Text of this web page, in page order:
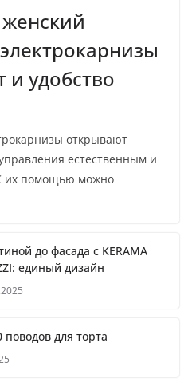
и удобство
открывают
естественным и
их помощью можно
до фасада с KERAMA
единый дизайн
поводов для торта